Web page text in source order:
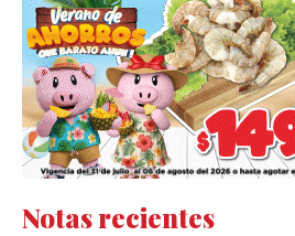
Notas recientes